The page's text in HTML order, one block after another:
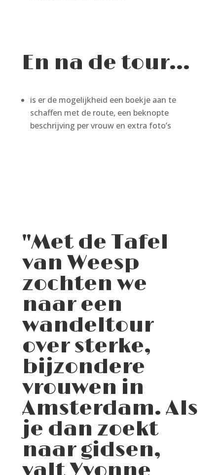
En na de tour…
is er de mogelijkheid een boekje aan te
schaffen met de route, een beknopte
beschrijving per vrouw en extra foto’s
"Met de Tafel
van Weesp
zochten we
naar een
wandeltour
over sterke,
bijzondere
vrouwen in
Amsterdam. Als
je dan zoekt
naar gidsen,